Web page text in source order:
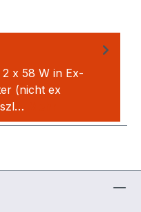
x 58 W in Ex-
(nicht ex